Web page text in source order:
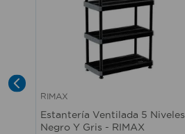
Vista rápida
RIMAX
Estantería Ventilada 5 Niveles
Negro Y Gris - RIMAX